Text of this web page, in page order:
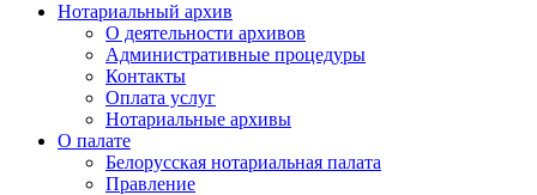
Нотариальный архив
О деятельности архивов
Административные процедуры
Контакты
Оплата услуг
Нотариальные архивы
О палате
Белорусская нотариальная палата
Правление